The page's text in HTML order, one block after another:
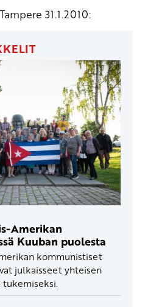
31.1.2010:
Amerikan
Kuuban puolesta
kommunistiset
julkaisseet yhteisen